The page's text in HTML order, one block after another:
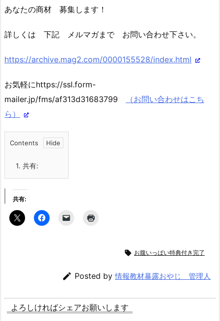
あなたの商材 募集します！
詳しくは 下記 メルマガまで お問い合わせ下さい。
https://archive.mag2.com/0000155528/index.html
お気軽にhttps://ssl.form-
mailer.jp/fms/af313d31683799
（お問い合わせはこち
ら）
Contents
1. 共有:
共有:
 お腹いっぱい特典付き完了
 Posted by情報教材暴露おやじ 管理人
よろしければシェアお願いします